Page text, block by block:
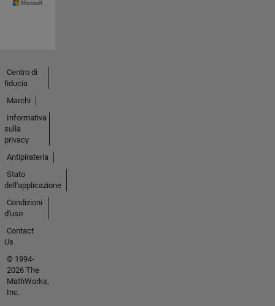
Centro di
fiducia
Marchi
Informativa
sulla
privacy
Antipirateria
Stato
dell'applicazione
Condizioni
d'uso
Contact
Us
© 1994-
2026 The
MathWorks,
Inc.